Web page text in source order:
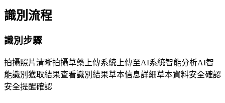
識別流程
識別步驟
拍攝照片清晰拍攝草藥 上傳系統 上傳至AI系統智能分析AI智
能識別 獲取結果查看識別結果草本信息詳細草本資料安全確認
安全提醒確認